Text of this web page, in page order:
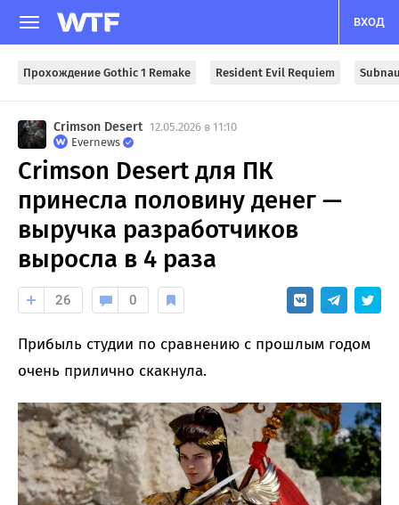
ВХОД
Прохождение Gothic 1 Remake Resident Evil Requiem
Crimson Desert 12.05.2026 в 11:10
Evernews
Crimson Desert для ПК
принесла половину денег —
выручка разработчиков
выросла в 4 раза
26 0
Прибыль студии по сравнению с прошлым годом
очень прилично скакнула.